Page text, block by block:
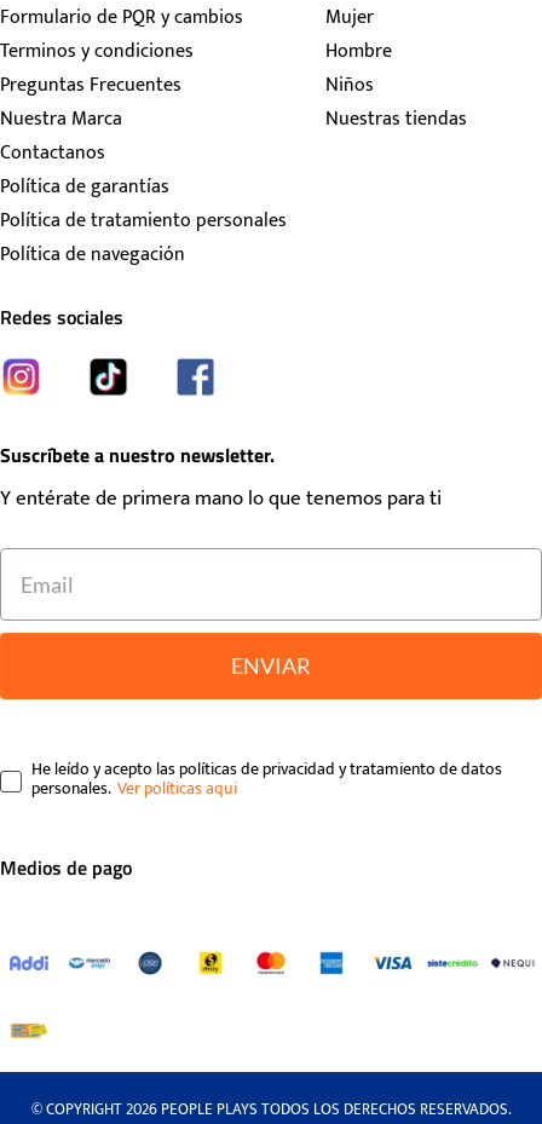
Formulario de PQR y cambios
Terminos y condiciones
Preguntas Frecuentes
Nuestra Marca
Contactanos
Política de garantías
Política de tratamiento personales
Política de navegación
Mujer
Hombre
Niños
Nuestras tiendas
Redes sociales
Suscríbete a nuestro newsletter.
Y entérate de primera mano lo que tenemos para ti
ENVIAR
He leído y acepto las políticas de privacidad y tratamiento de datos
personales.
Medios de pago
© COPYRIGHT 2026 PEOPLE PLAYS TODOS LOS DERECHOS RESERVADOS.